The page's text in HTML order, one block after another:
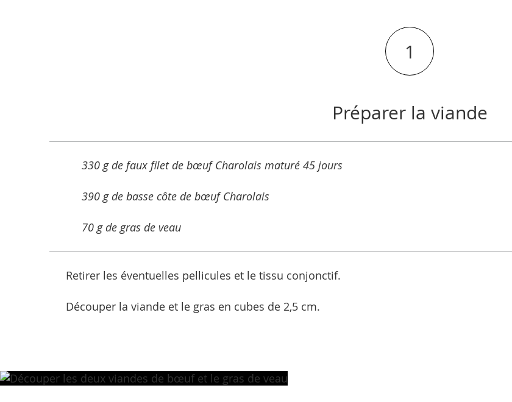
1
Préparer la viande
330 g de faux filet de bœuf Charolais maturé 45 jours
390 g de basse côte de bœuf Charolais
70 g de gras de veau
Retirer les éventuelles pellicules et le tissu conjonctif.
Découper la viande et le gras en cubes de 2,5 cm.